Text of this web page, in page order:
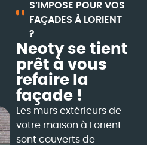
S’IMPOSE POUR VOS
FAÇADES À LORIENT
?
Neoty se tient
prêt à vous
refaire la
façade !
Les murs extérieurs de
votre maison à Lorient
sont couverts de